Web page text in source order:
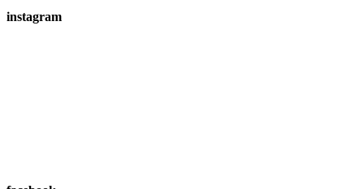
instagram